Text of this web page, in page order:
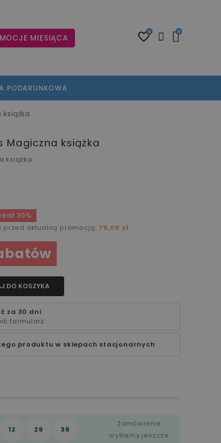
MIESIĄCA
0 0
PODARUNKOWA
Magiczna książka
książka
30%
przed aktualną promocją: 79,09 zł
DO KOSZYKA
za 30 dni
formularz
produktu w sklepach stacjonarnych
Zamówienie
wyślemy jeszcze
12 29
38